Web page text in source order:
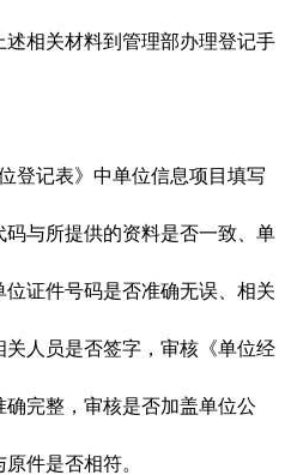
相关材料到管理部办理登记手
登记表》中单位信息项目填写
与所提供的资料是否一致、单
证件号码是否准确无误、相关
人员是否签字，审核《单位经
完整，审核是否加盖单位公
件是否相符。